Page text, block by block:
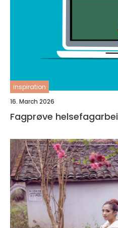
inspiration
16. March 2026